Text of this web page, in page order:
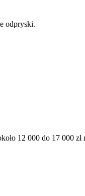
odpryski.
12 000 do 17 000 zł